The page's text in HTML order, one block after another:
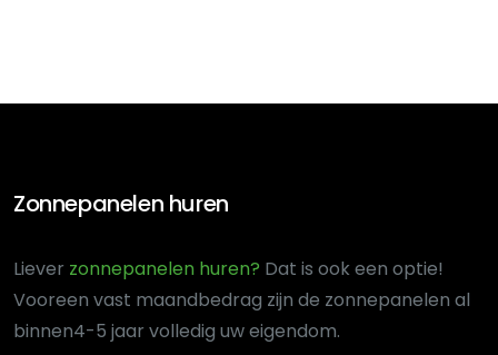
Zonnepanelen huren
Liever zonnepanelen huren? Dat is ook een optie!
Vooreen vast maandbedrag zijn de zonnepanelen al
binnen4-5 jaar volledig uw eigendom.